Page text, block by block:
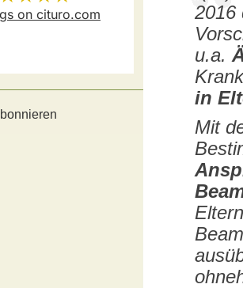
2016
u.a.
in
Mit
on cituro.com